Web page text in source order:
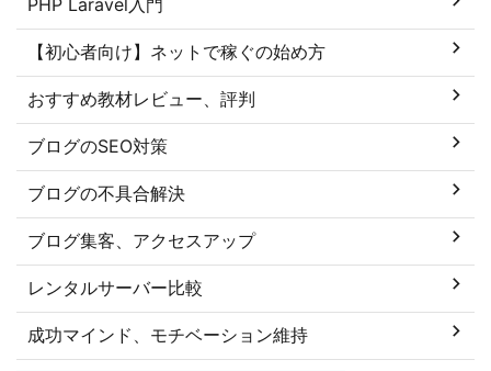
【初心者向け】ネットで稼ぐの始め方
おすすめ教材レビュー、評判
ブログのSEO対策
ブログの不具合解決
ブログ集客、アクセスアップ
レンタルサーバー比較
成功マインド、モチベーション維持